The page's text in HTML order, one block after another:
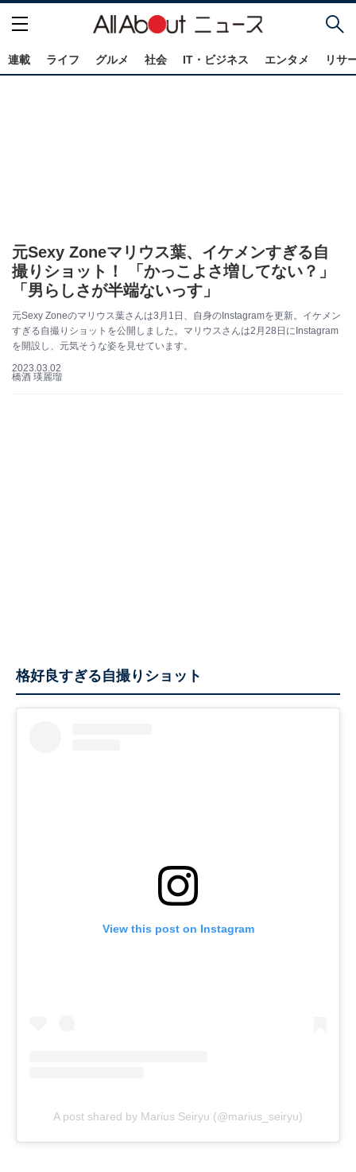
連載 ライフ グルメ 社会 IT・ビジネス エンタメ リサ
元Sexy Zoneマリウス葉、イケメンすぎる自
撮りショット！ 「かっこよさ増してない？」
「男らしさが半端ないっす」
元Sexy Zoneのマリウス葉さんは3月1日、自身のInstagramを更新。イケメン
すぎる自撮りショットを公開しました。マリウスさんは2月28日にInstagram
を開設し、元気そうな姿を見せています。
2023.03.02
橋酒 瑛麗瑠
格好良すぎる自撮りショット
View this post on Instagram
A post shared by Marius Seiryu (@marius_seiryu)